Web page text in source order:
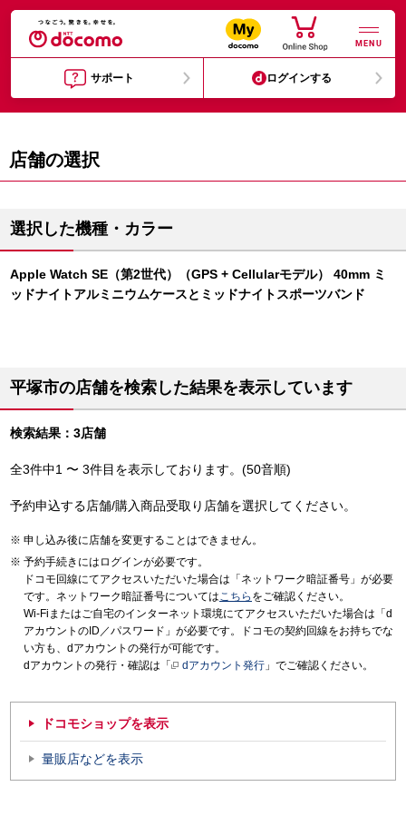
MENU
サポート ログインする
店舗の選択
選択した機種・カラー
Apple Watch SE（第2世代）（GPS + Cellularモデル） 40mm ミ
ッドナイトアルミニウムケースとミッドナイトスポーツバンド
平塚市の店舗を検索した結果を表示しています
検索結果：3店舗
全3件中1 〜 3件目を表示しております。(50音順)
予約申込する店舗/購入商品受取り店舗を選択してください。
申し込み後に店舗を変更することはできません。
予約手続きにはログインが必要です。
ドコモ回線にてアクセスいただいた場合は「ネットワーク暗証番号」が必要
です。ネットワーク暗証番号についてはこちら をご確認ください。
Wi-Fiまたはご自宅のインターネット環境にてアクセスいただいた場合は「d
アカウントのID／パスワード」が必要です。ドコモの契約回線をお持ちでな
い方も、dアカウントの発行が可能です。
dアカウントの発行・確認は「
dアカウント発行 」でご確認ください。
ドコモショップを表示
量販店などを表示